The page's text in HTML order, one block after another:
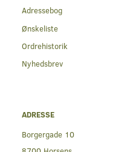
Adressebog
Ønskeliste
Ordrehistorik
Nyhedsbrev
ADRESSE
Borgergade 10